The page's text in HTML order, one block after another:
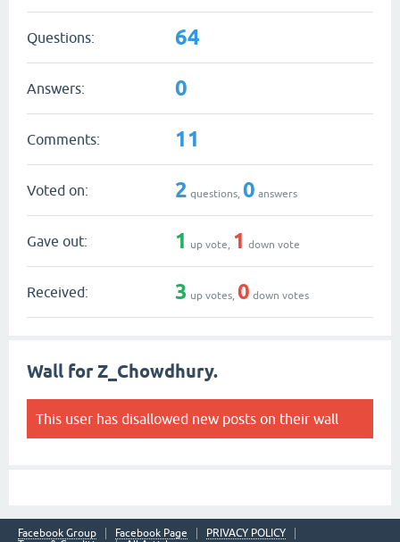
Questions: 64
Answers: 0
Comments: 11
Voted on: 2 questions, 0 answers
Gave out: 1 up vote, 1 down vote
Received: 3 up votes, 0 down votes
Wall for Z_Chowdhury.
This user has disallowed new posts on their wall
Facebook Group Facebook Page
PRIVACY POLICY